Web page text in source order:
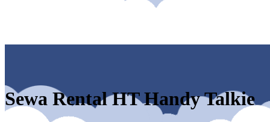
Sewa Rental HT Handy Talkie